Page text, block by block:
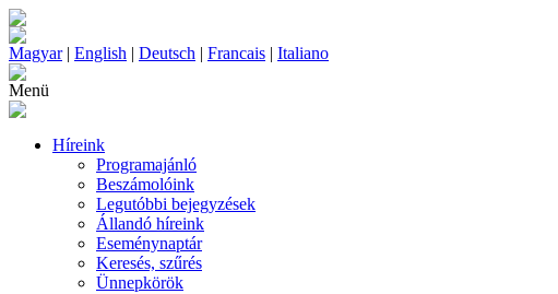
Magyar| English | Deutsch | Francais | Italiano
Menü
Híreink
Programajánló
Beszámolóink
Legutóbbi bejegyzések
Állandó híreink
Eseménynaptár
Keresés, szűrés
Ünnepkörök